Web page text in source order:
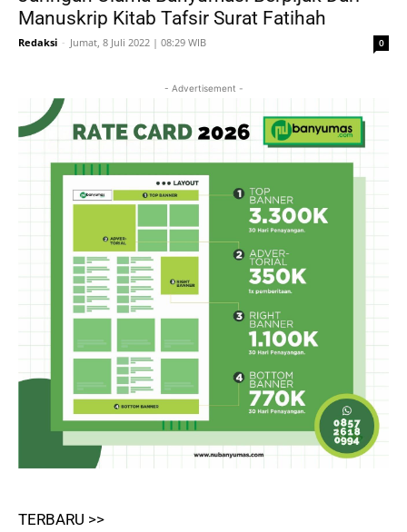
Manuskrip Kitab Tafsir Surat Fatihah
Redaksi - Jumat, 8 Juli 2022 | 08:29 WIB 0
- Advertisement -
TERBARU >>